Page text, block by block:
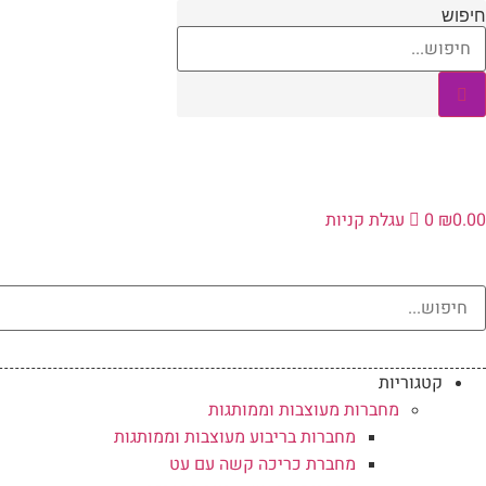
דלג
לתוכן
חיפוש
₪0.00
0 עגלת קניות
קטגוריות
מחברות מעוצבות וממותגות
מחברות בריבוע מעוצבות וממותגות
מחברת כריכה קשה עם עט